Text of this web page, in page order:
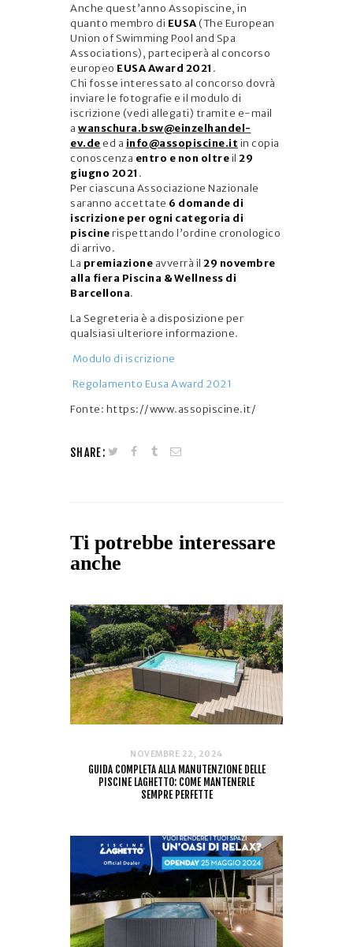
Anche quest’anno Assopiscine, in
quanto membro di EUSA (The European
Union of Swimming Pool and Spa
Associations), parteciperà al concorso
europeo EUSA Award 2021 .
Chi fosse interessato al concorso dovrà
inviare le fotografie e il modulo di
iscrizione (vedi allegati) tramite e-mail
a wanschura.bsw@einzelhandel-
ev.de ed a info@assopiscine.itin copia
conoscenza entro e non oltreil 29
giugno 2021 .
Per ciascuna Associazione Nazionale
saranno accettate 6 domande di
iscrizione per ogni categoria di
piscinerispettando l’ordine cronologico
di arrivo.
La premiazione avverrà il 29 novembre
alla fiera Piscina & Wellness di
Barcellona.
La Segreteria è a disposizione per
qualsiasi ulteriore informazione.
Modulo di iscrizione
Regolamento Eusa Award 2021
Fonte: https://www.assopiscine.it/
SHARE:
Ti potrebbe interessare
anche
NOVEMBRE 22, 2024
GUIDA COMPLETA ALLA MANUTENZIONE DELLE
PISCINE LAGHETTO: COME MANTENERLE
SEMPRE PERFETTE